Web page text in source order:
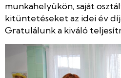
munkahelyükön, saját
kitüntetéseket az idei év
Gratulálunk a kiváló